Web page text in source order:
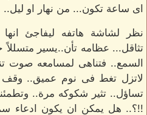
اى ساعة تكون... من نهار او ليل..
نظر لشاشة هاتفه ليفاجئ
تثاقل... عظامه تأن..يسير
السمع.. فتناهى لمسامعه صوت
لاتزل تغط فى نوم عميق.. وقف
تساؤل.. تثير شكوكه مرة..
!!؟.. هل يمكن ان يكون ادعاء